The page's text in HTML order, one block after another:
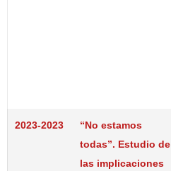
2023-2023
“No estamos
todas”. Estudio de
las implicaciones